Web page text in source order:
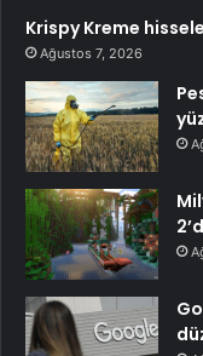
Krispy Kreme
Ağustos 7, 2026